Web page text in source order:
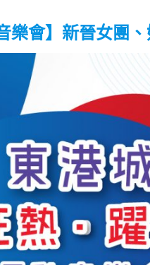
樂會】新晉女團